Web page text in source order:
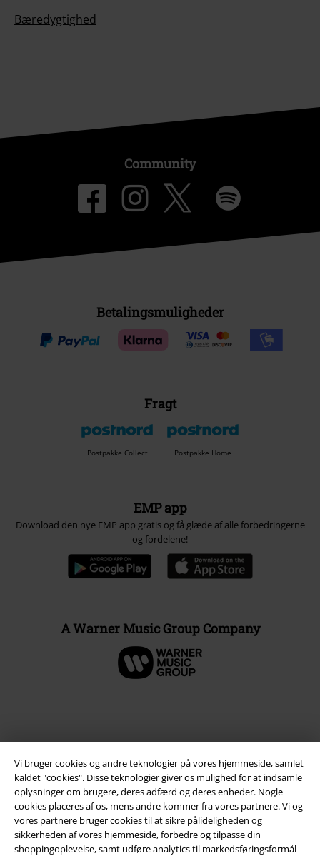
Vi bruger cookies og andre teknologier på vores hjemmeside, samlet
kaldet "cookies". Disse teknologier giver os mulighed for at indsamle
oplysninger om brugere, deres adfærd og deres enheder. Nogle
cookies placeres af os, mens andre kommer fra vores partnere. Vi og
vores partnere bruger cookies til at sikre pålideligheden og
sikkerheden af ​​vores hjemmeside, forbedre og tilpasse din
shoppingoplevelse, samt udføre analytics til markedsføringsformål
Bæredygtighed
Community
Betalingsmuligheder
Fragt
Postpakke Collect Postpakke Home
EMP app
Download den nye EMP app gratis og få glæde af alle forbedringerne
og fordelene!
A Warner Music Group Company
Juridisk